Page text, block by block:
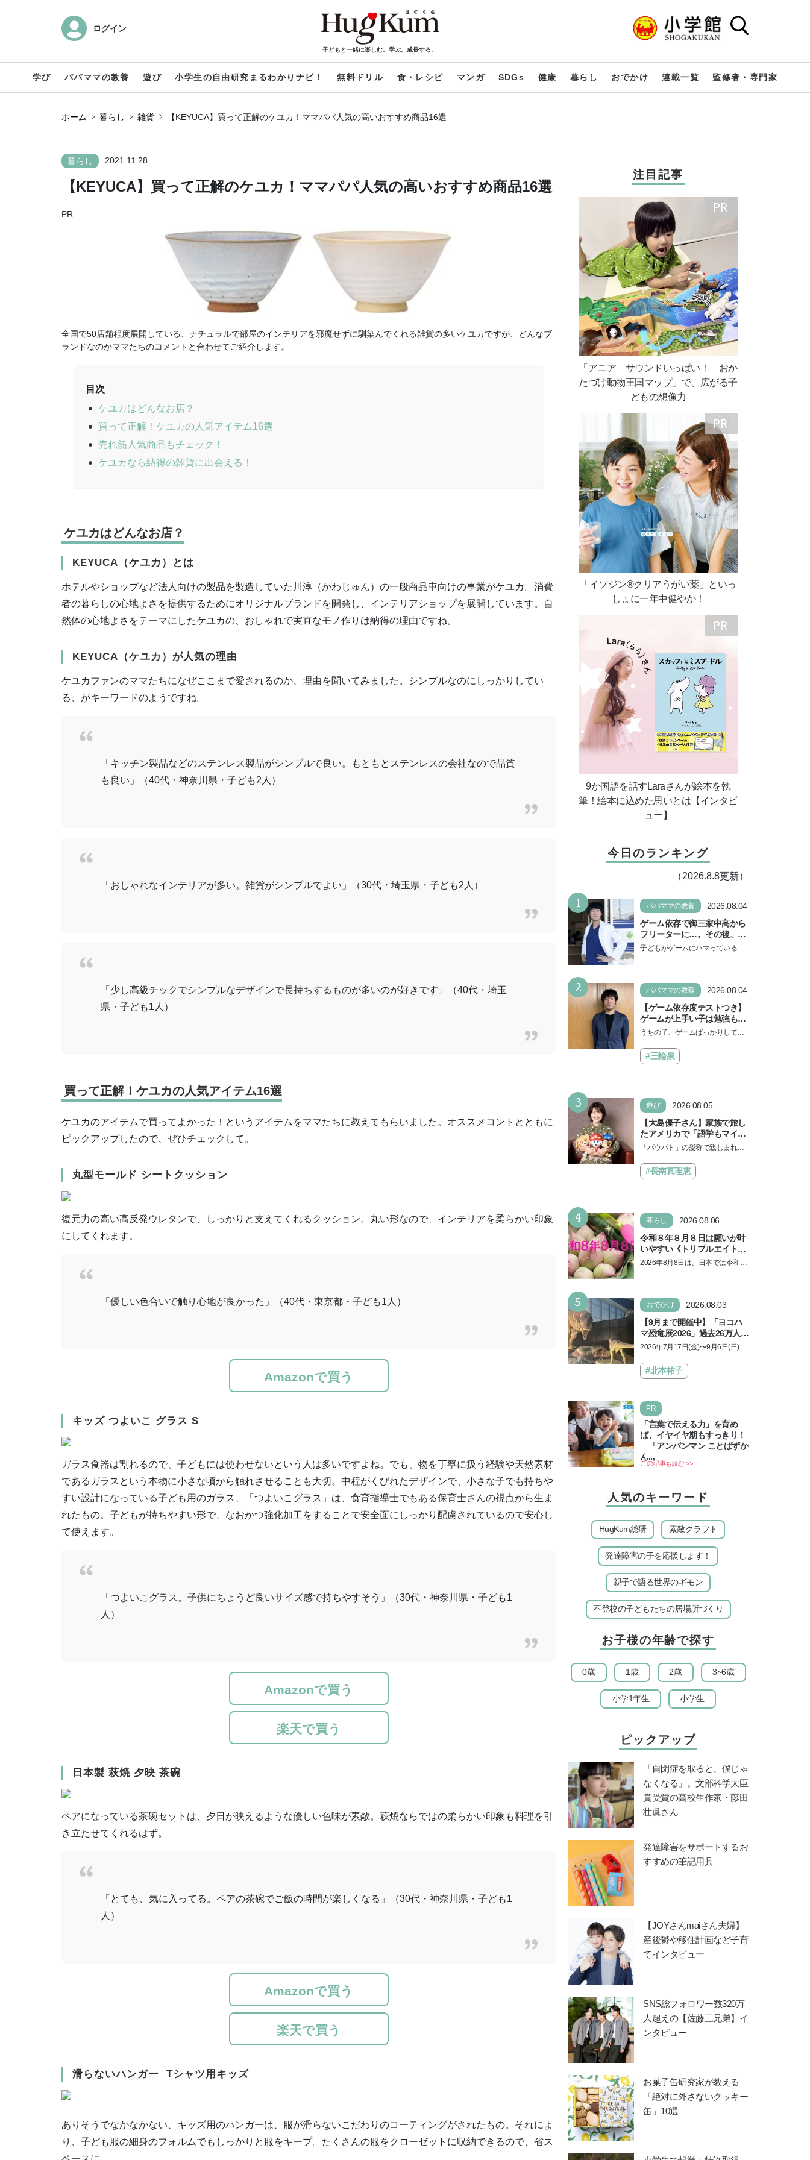
ログイン
子どもと一緒に楽しむ、学ぶ、成長する。
学び パパママの教養 遊び 小学生の自由研究まるわかりナビ！ 無料ドリル 食・レシピ マンガ SDGs 健康 暮らし おでかけ 連載一覧 監修者・専門家
ホーム 暮らし 雑貨 【KEYUCA】買って正解のケユカ！ママパパ人気の高いおすすめ商品16選
暮らし 2021.11.28
【KEYUCA】買って正解のケユカ！ママパパ人気の高いおすすめ商品16選
PR
全国で50店舗程度展開している、ナチュラルで部屋のインテリアを邪魔せずに馴染んでくれる雑貨の多いケユカですが、どんなブ
ランドなのかママたちのコメントと合わせてご紹介します。
目次
ケユカはどんなお店？
買って正解！ケユカの人気アイテム16選
売れ筋人気商品もチェック！
ケユカなら納得の雑貨に出会える！
ケユカはどんなお店？
KEYUCA（ケユカ）とは
ホテルやショップなど法人向けの製品を製造していた川淳（かわじゅん）の一般商品車向けの事業がケユカ。消費
者の暮らしの心地よさを提供するためにオリジナルブランドを開発し、インテリアショップを展開しています。自
然体の心地よさをテーマにしたケユカの、おしゃれで実直なモノ作りは納得の理由ですね。
KEYUCA（ケユカ）が人気の理由
ケユカファンのママたちになぜここまで愛されるのか、理由を聞いてみました。シンプルなのにしっかりしてい
る、がキーワードのようですね。
「キッチン製品などのステンレス製品がシンプルで良い。もともとステンレスの会社なので品質
も良い」（40代・神奈川県・子ども2人）
「おしゃれなインテリアが多い。雑貨がシンプルでよい」（30代・埼玉県・子ども2人）
「少し高級チックでシンプルなデザインで長持ちするものが多いのが好きです」（40代・埼玉
県・子ども1人）
買って正解！ケユカの人気アイテム16選
ケユカのアイテムで買ってよかった！というアイテムをママたちに教えてもらいました。オススメコントとともに
ピックアップしたので、ぜひチェックして。
丸型モールド シートクッション
復元力の高い高反発ウレタンで、しっかりと支えてくれるクッション。丸い形なので、インテリアを柔らかい印象
にしてくれます。
「優しい色合いで触り心地が良かった」（40代・東京都・子ども1人）
Amazonで買う
キッズ つよいこ グラス S
ガラス食器は割れるので、子どもには使わせないという人は多いですよね。でも、物を丁寧に扱う経験や天然素材
であるガラスという本物に小さな頃から触れさせることも大切。中程がくびれたデザインで、小さな子でも持ちや
すい設計になっている子ども用のガラス、「つよいこグラス」は、食育指導士でもある保育士さんの視点から生ま
れたもの。子どもが持ちやすい形で、なおかつ強化加工をすることで安全面にしっかり配慮されているので安心し
て使えます。
「つよいこグラス。子供にちょうど良いサイズ感で持ちやすそう」（30代・神奈川県・子ども1
人）
Amazonで買う
楽天で買う
日本製 萩焼 夕映 茶碗
ペアになっている茶碗セットは、夕日が映えるような優しい色味が素敵。萩焼ならではの柔らかい印象も料理を引
き立たせてくれるはず。
「とても、気に入ってる。ペアの茶碗でご飯の時間が楽しくなる」（30代・神奈川県・子ども1
人）
Amazonで買う
楽天で買う
滑らないハンガー Tシャツ用キッズ
ありそうでなかなかない、 キッズ用のハンガーは、服が滑らないこだわりのコーティングがされたもの。それによ
り、子ども服の細身のフォルムでもしっかりと服をキープ。たくさんの服をクローゼットに収納できるので、省ス
注目記事
「アニア サウンドいっぱい！ おか
たづけ動物王国マップ」で、広がる子
どもの想像力
「イソジン®クリアうがい薬」といっ
しょに一年中健やか！
9か国語を話すLaraさんが絵本を執
筆！絵本に込めた思いとは【インタビ
ュー】
今日のランキング
（2026.8.8更新）
1 パパママの教養
2026.08.04
ゲーム依存で御三家中高から
フリーターに…。その後、医
学部へ逆転合格した現役医師
子どもがゲームにハマっている
2 パパママの教養
2026.08.04
【ゲーム依存度テストつき】
ゲームが上手い子は勉強もで
きる？御三家中高卒でゲーマ
えるゲームしながら受験で勝
つためのメソッド
うちの子、ゲームばっかりしてい
言し、子どもとトラブルになる家
庭は多いもの。でも…
#三輪泉
3 遊び
2026.08.05
【大島優子さん】家族で旅し
たアメリカで「語学もマイン
ドも！ 子どもの成長はすごか
『パウ・パトロール ザ・ダイ
ノ・ムービー』ではあきらめ
「パウパト」の愛称で親しまれる
の劇場版シリーズ第3弾、映画『パ
ウ・パトロール ザ…
#長南真理恵
4 暮らし
2026.08.06
令和８年８月８日は願いが叶
いやすい《トリプルエイト》
の日！ 13日の獅子座の新月
2026年8月8日は、日本では令和8
5 おでかけ
2026.08.03
【9月まで開催中】「ヨコハ
マ恐竜展2026」過去26万人を
動員した恐竜展が9年ぶりに
しむポイントを完全ガイド
2026年7月17日(金)〜9月6日(日)、
「ヨコハマ恐竜展2026〜恐竜の食
卓大図鑑〜」が開催…
#北本祐子
PR
「言葉で伝える力」を育め
ば、イヤイヤ期もすっきり！
「アンパンマン ことばずか
ん...
この記事も読む >>
人気のキーワード
HugKum総研 素敵クラフト
発達障害の子を応援します！
親子で語る世界のギモン
不登校の子どもたちの居場所づくり
お子様の年齢で探す
0歳 1歳 2歳 3~6歳
小学1年生 小学生
ピックアップ
「自閉症を取ると、僕じゃ
なくなる」。文部科学大臣
賞受賞の高校生作家・藤田
壮眞さん
発達障害をサポートするお
すすめの筆記用具
【JOYさんmaiさん夫婦】
産後鬱や移住計画など子育
てインタビュー
SNS総フォロワー数320万
人超えの【佐藤三兄弟】イ
ンタビュー
お菓子缶研究家が教える
「絶対に外さないクッキー
缶」10選